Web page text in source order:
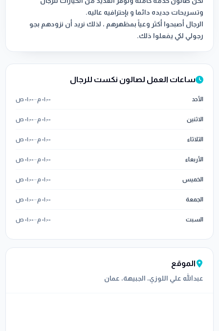
الرجال أصبحوا أكثر وعياً بمظهرهم ، لذلك نريد أن نزودهم بجو
رجولي لكي يفعلوا ذلك.
ساعات العمل لصالون نكست للرجال
الأحد ٠١:٠٠ م –٠١:٠٠ ص
الاثنين ٠١:٠٠ م –٠١:٠٠ ص
الثلاثاء ٠١:٠٠ م –٠١:٠٠ ص
الأربعاء ٠١:٠٠ م –٠١:٠٠ ص
الخميس ٠١:٠٠ م –٠١:٠٠ ص
الجمعة ٠١:٠٠ م –٠١:٠٠ ص
السبت ٠١:٠٠ م –٠١:٠٠ ص
الموقع
عبدالله علي اللوزي، الجبيهة، عمان